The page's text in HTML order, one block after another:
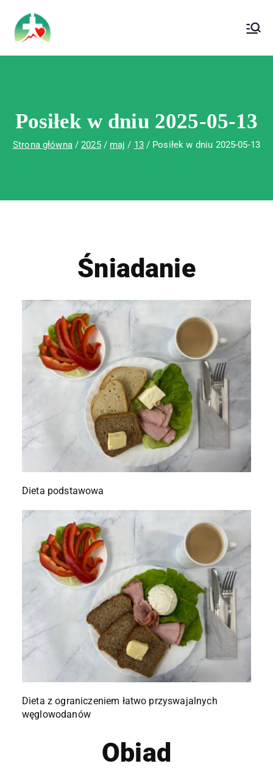
Wojewódzki Szpital Specjalistyczny im.
Św. Rafała w Czerwonej Górze
Posiłek w dniu 2025-05-13
Strona główna 2025 maj 13 Posiłek w dniu 2025-05-13
Śniadanie
Dieta podstawowa
Dieta z ograniczeniem łatwo przyswajalnych
węglowodanów
Obiad